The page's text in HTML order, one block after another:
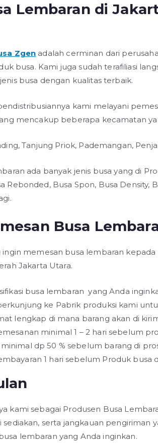
Lembaran di
Zgen adalah cerminan dari
busa. Kami juga sudah terafiliasi
busa dengan kualitas terbaik.
kami melayani
mencakup beberapa kecamatan
Tanjung Priok, Pademangan,
ada banyak jenis busa yang di
Rebonded, Busa Spon, Busa Density,
Busa
ingin memesan busa lembaran
Jakarta Utara.
busa lembaran yang Anda
ke Pabrik produksi kami
lengkap di mana barang akan di
minimal 1 – 2 hari sebelum
dp 50 % sebelum barang di
1 hari sebelum Produk busa
kami sebagai Produsen Busa
sediakan, serta jangkauan
lembaran yang Anda inginkan.